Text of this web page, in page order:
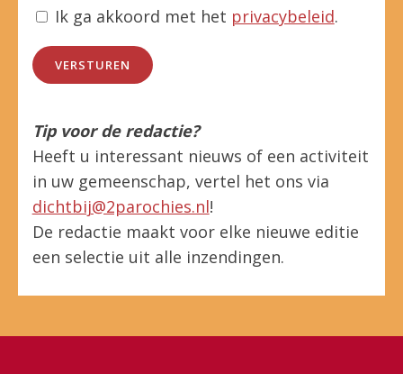
Ik ga akkoord met het privacybeleid.
VERSTUREN
Tip voor de redactie?
Heeft u interessant nieuws of een activiteit
in uw gemeenschap, vertel het ons via
dichtbij@2parochies.nl!
De redactie maakt voor elke nieuwe editie
een selectie uit alle inzendingen.